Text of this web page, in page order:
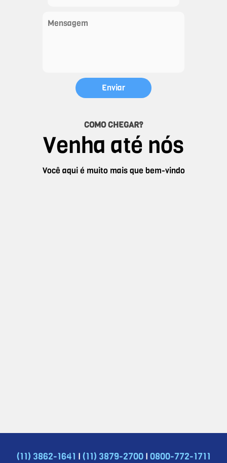
COMO CHEGAR?
Venha até nós
Você aqui é muito mais que bem-vindo
(11) 3862-1641 | (11) 3879-2700 | 0800-772-1711